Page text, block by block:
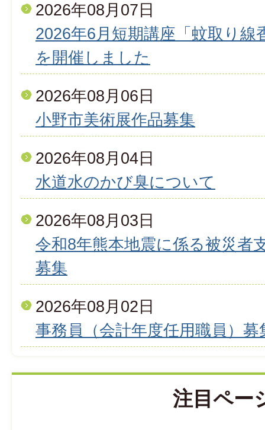
2026年08月07日
2026年6月短期講座「蚊取り
を開催しました
2026年08月06日
小野市美術展作品募集
2026年08月04日
水道水のかび臭について
2026年08月03日
令和8年熊本地震に係る被災者
募集
2026年08月02日
事務員（会計年度任用職員）募
注目ペー